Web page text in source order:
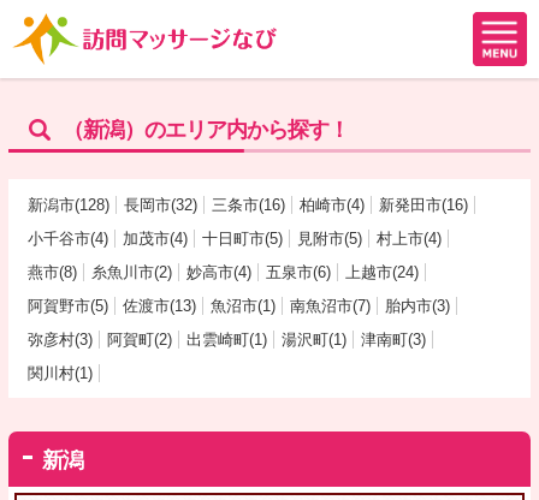
（新潟）のエリア内から探す！
新潟市(128) 長岡市(32) 三条市(16) 柏崎市(4)
新発田市(16)
小千谷市(4)
加茂市(4) 十日町市(5) 見附市(5)
村上市(4)
燕市(8)
糸魚川市(2) 妙高市(4) 五泉市(6)
上越市(24)
阿賀野市(5)
佐渡市(13) 魚沼市(1) 南魚沼市(7)
胎内市(3)
弥彦村(3)
阿賀町(2) 出雲崎町(1) 湯沢町(1)
津南町(3)
関川村(1)
新潟